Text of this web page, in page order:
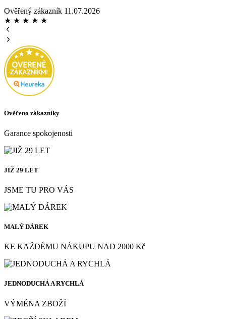
Ověřený zákazník 11.07.2026
★ ★ ★ ★ ★
Ověřeno zákazníky
Garance spokojenosti
JIŽ 29 LET
JSME TU PRO VÁS
MALÝ DÁREK
KE KAŽDÉMU NÁKUPU NAD 2000 Kč
JEDNODUCHÁ A RYCHLÁ
VÝMĚNA ZBOŽÍ